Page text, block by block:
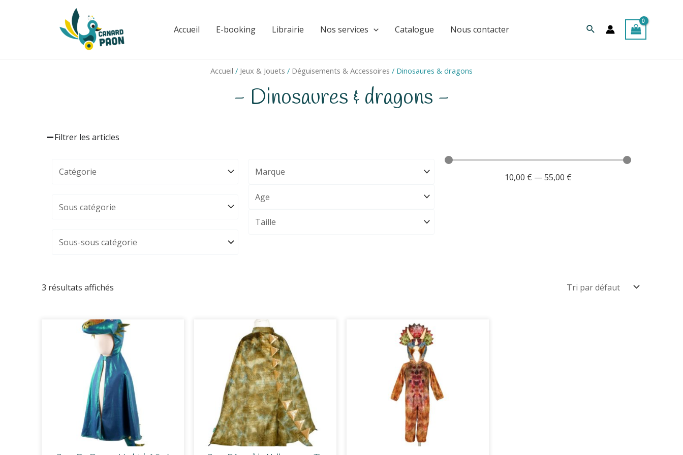
Accueil E-booking Librairie Nos services Catalogue Nous contacter Rechercher
Accueil / Jeux & Jouets / Déguisements & Accessoires / Dinosaures & dragons
- Dinosaures & dragons -
Filtrer les articles
10,00 € —55,00 €
3 résultats affichés